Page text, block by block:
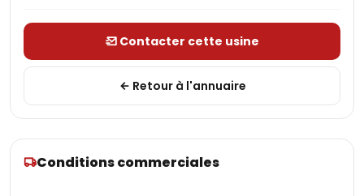
Contacter cette usine
Retour à l'annuaire
Conditions commerciales